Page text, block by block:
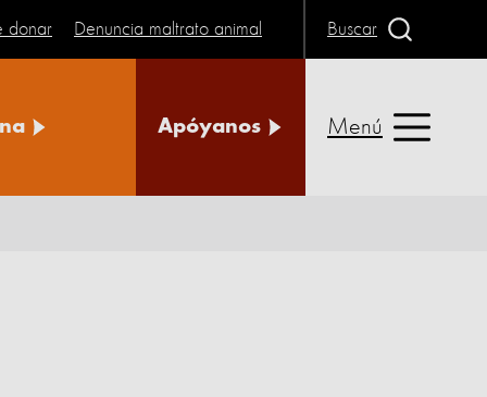
donar Denuncia maltrato animal Buscar
Apóyanos Menú